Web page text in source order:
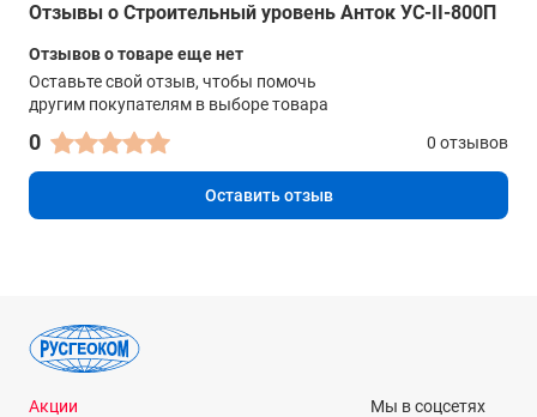
800 x 60 x 25 мм
0.5 кг
Отзывы о Строительный уровень Анток УС-II-800П
Отзывов о товаре еще нет
Оставьте свой отзыв, чтобы помочь
другим покупателям в выборе товара
0 0 отзывов
Оставить отзыв
Акции
Мы в соцсетях